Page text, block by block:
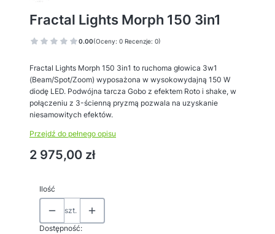
Fractal Lights Morph 150 3in1
0.00(Oceny: 0 Recenzje: 0)
Fractal Lights Morph 150 3in1 to ruchoma głowica 3w1
(Beam/Spot/Zoom) wyposażona w wysokowydajną 150 W
diodę LED. Podwójna tarcza Gobo z efektem Roto i shake, w
połączeniu z 3-ścienną pryzmą pozwala na uzyskanie
niesamowitych efektów.
Przejdź do pełnego opisu
Cena
2 975,00 zł
Ilość
szt.
Dostępność: